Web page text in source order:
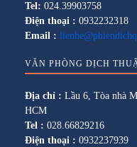
Tel: 024.39903758
Điện thoại : 0932232318
Email :
VĂN PHÒNG DỊCH
Địa chỉ : Lầu 6, Tòa nhà
HCM
Tel : 028.66829216
Điện thoại : 0932237939